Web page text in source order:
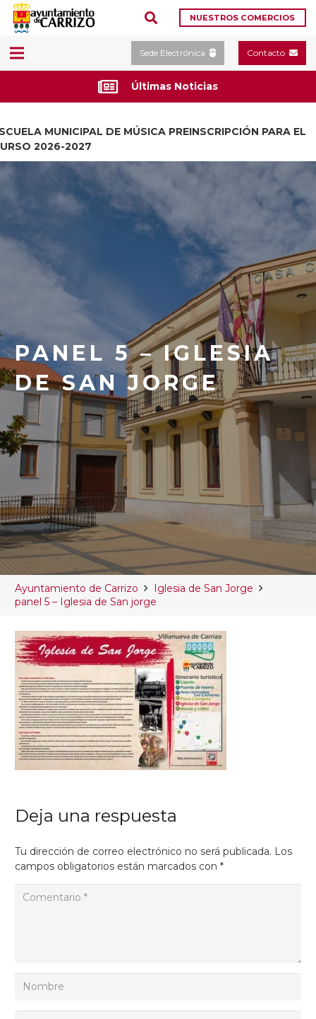
NUESTROS COMERCIOS
Sede Electrónica Contacto
Últimas Noticias
MUNICIPAL DE MÚSICA PREINSCRIPCIÓN PARA EL
2026-2027
PANEL 5 – IGLESIA
DE SAN JORGE
Ayuntamiento de Carrizo
Iglesia de San Jorge
panel 5 – Iglesia de San jorge
Deja una respuesta
Tu dirección de correo electrónico no será publicada. Los
campos obligatorios están marcados con *